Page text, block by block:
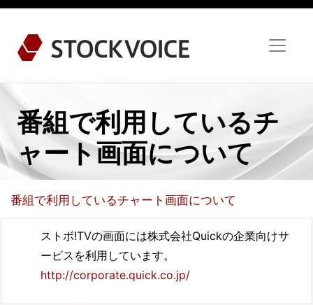
番組で利用しているチ
ャート画面について
番組で利用しているチャート画面について
ストボ!TVの画面には株式会社Quickの企業向けサ
ービスを利用しています。
http://corporate.quick.co.jp/